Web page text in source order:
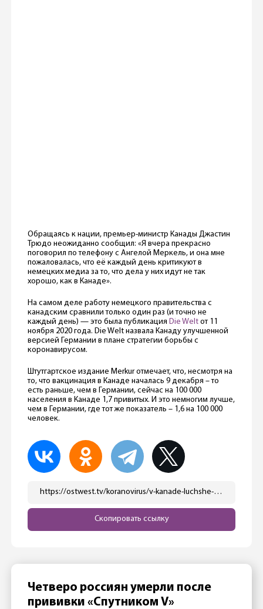
Обращаясь к нации, премьер-министр Канады Джастин
Трюдо неожиданно сообщил: «Я вчера прекрасно
поговорил по телефону с Ангелой Меркель, и она мне
пожаловалась, что её каждый день критикуют в
немецких медиа за то, что дела у них идут не так
хорошо, как в Канаде».
На самом деле работу немецкого правительства с
канадским сравнили только один раз (и точно не
каждый день) — это была публикация Die Weltот 11
ноября 2020 года. Die Welt назвала Канаду улучшенной
версией Германии в плане стратегии борьбы с
коронавирусом.
Штутгартское издание Merkur отмечает, что, несмотря на
то, что вакцинация в Канаде началась 9 декабря – то
есть раньше, чем в Германии, сейчас на 100 000
населения в Канаде 1,7 привитых. И это немногим лучше,
чем в Германии, где тот же показатель – 1,6 на 100 000
человек.
https://ostwest.tv/koranovirus/v-kanade-luchshe-na-chto-pozhalovalas-merkel/
Скопировать ссылку
Четверо россиян умерли после
прививки «Спутником V»